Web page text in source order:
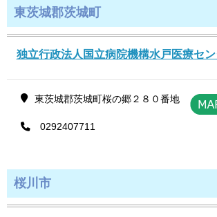
東茨城郡茨城町
独立行政法人国立病院機構水戸医療セ
東茨城郡茨城町桜の郷２８０番地
0292407711
桜川市